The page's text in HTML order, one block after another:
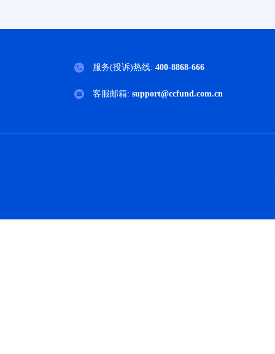
服务(投诉)热线: 400-8868-666
客服邮箱: support@ccfund.com.cn